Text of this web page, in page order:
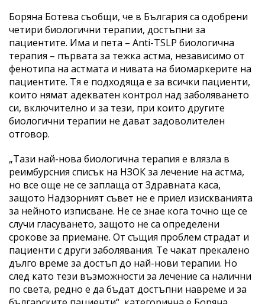
Боряна Ботева съобщи, че в България са одобрени
четири биологични терапии, достъпни за
пациентите. Има и пета – Anti-TSLP биологична
терапия – първата за тежка астма, независимо от
фенотипа на астмата и нивата на биомаркерите на
пациентите. Тя е подходяща е за всички пациенти,
които нямат адекватен контрол над заболяването
си, включително и за тези, при които другите
биологични терапии не дават задоволителен
отговор.
„Тази най-нова биологична терапия е влязла в
реимбурсния списък на НЗОК за лечение на астма,
но все още не се заплаща от Здравната каса,
защото Надзорният съвет не е приел изискванията
за нейното изписване. Не се знае кога точно ще се
случи гласуването, защото не са определени
срокове за приемане. От същия проблем страдат и
пациенти с други заболявания. Те чакат прекалено
дълго време за достъп до най-нови терапии. Но
след като тези възможности за лечение са налични
по света, редно е да бъдат достъпни навреме и за